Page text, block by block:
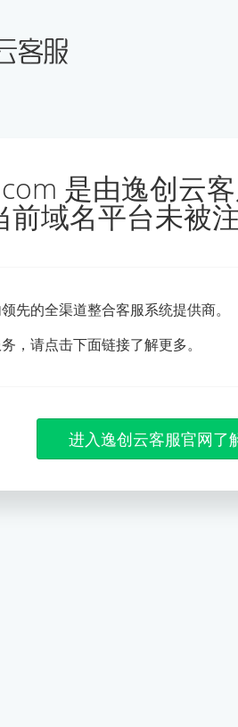
是由逸创云
前域名平台未被
先的全渠道整合客服系统提供商。
，请点击下面链接了解更多。
进入逸创云客服官网了